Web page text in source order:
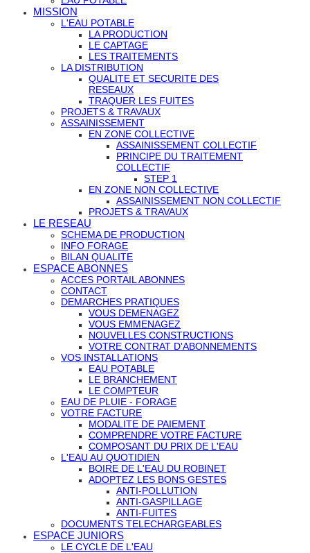
MISSION
L'EAU POTABLE
LA PRODUCTION
LE CAPTAGE
LES TRAITEMENTS
LA DISTRIBUTION
QUALITE ET SECURITE DES
RESEAUX
TRAQUER LES FUITES
PROJETS & TRAVAUX
ASSAINISSEMENT
EN ZONE COLLECTIVE
ASSAINISSEMENT COLLECTIF
PRINCIPE DU TRAITEMENT
COLLECTIF
STEP 1
EN ZONE NON COLLECTIVE
ASSAINISSEMENT NON COLLECTIF
PROJETS & TRAVAUX
LE RESEAU
SCHEMA DE PRODUCTION
INFO FORAGE
BILAN QUALITE
ESPACE ABONNES
ACCES PORTAIL ABONNES
CONTACT
DEMARCHES PRATIQUES
VOUS DEMENAGEZ
VOUS EMMENAGEZ
NOUVELLES CONSTRUCTIONS
VOTRE CONTRAT D'ABONNEMENTS
VOS INSTALLATIONS
EAU POTABLE
LE BRANCHEMENT
LE COMPTEUR
EAU DE PLUIE - FORAGE
VOTRE FACTURE
MODALITE DE PAIEMENT
COMPRENDRE VOTRE FACTURE
COMPOSANT DU PRIX DE L'EAU
L'EAU AU QUOTIDIEN
BOIRE DE L'EAU DU ROBINET
ADOPTEZ LES BONS GESTES
ANTI-POLLUTION
ANTI-GASPILLAGE
ANTI-FUITES
DOCUMENTS TELECHARGEABLES
ESPACE JUNIORS
LE CYCLE DE L'EAU